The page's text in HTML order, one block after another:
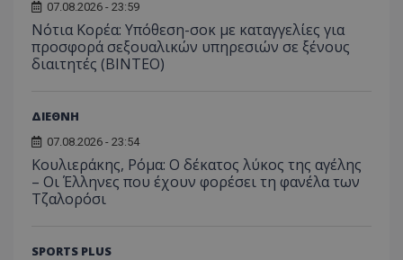
07.08.2026 - 23:59
Νότια Κορέα: Υπόθεση-σοκ με καταγγελίες για
προσφορά σεξουαλικών υπηρεσιών σε ξένους
διαιτητές (BINTEO)
ΔΙΕΘΝΗ
07.08.2026 - 23:54
Κουλιεράκης, Ρόμα: Ο δέκατος λύκος της αγέλης
– Οι Έλληνες που έχουν φορέσει τη φανέλα των
Τζαλορόσι
SPORTS PLUS